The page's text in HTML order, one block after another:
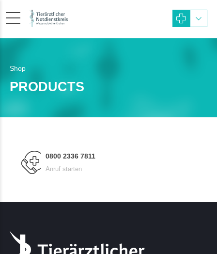
Shop
PRODUCTS
0800 2336 7811
Anruf starten